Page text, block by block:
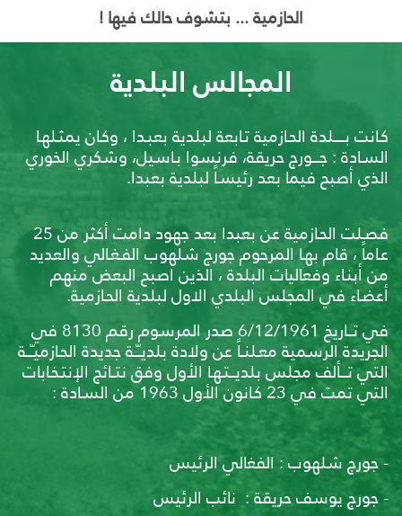
الحازمية ... بتشوف حالك فيها !
المجالس البلدية
كـانت بــــــلدة الحـازمية تـابعة لبلدية بعبـدا ، وكـان يمثـلهـا
السـادة : جــــورج حريقة، فرنسوا بـاسيل، وشكري الخوري
الذي أصبح فيما بعد رئيسـاً لبلدية بعبدا.
فصـلت الحـازمية عن بعبدا بعد جهود دامت أكثر من 25
عـاماً ، قام بهـا المرحوم جورج شلهوب الفـغـالي والعديد
من أبنـاء وفعاليات البلدة ، الذين اصبح البعض منهم
أعضـاء في المجلس البلدي الاول لبلدية الحـازمية.
في تـــاريخ 6/12/1961 صدر المرسوم رقم 8130 في
الجريدة الرسمية معـلنــاً عن ولادة بلديــّــة جديدة الحـازميـّـــة
التي تــــألف مجلس بلديـــتـهـا الأول وفق نتــائج الإنتـخـابات
التي تمت في 23 كـانون الأول 1963 من السـادة :
-جورج شلهوب : الفغالي الرئيس
-جورج يوسف حريقة : نائب الرئيس